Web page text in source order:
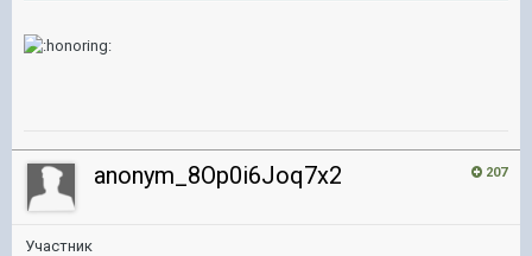
207
anonym_8Op0i6Joq7x2
Участник